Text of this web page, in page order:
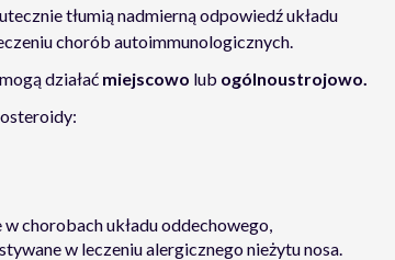
tłumią nadmierną odpowiedź układu
chorób autoimmunologicznych.
działać miejscowo lub ogólnoustrojowo.
chorobach układu oddechowego,
w leczeniu alergicznego nieżytu nosa.